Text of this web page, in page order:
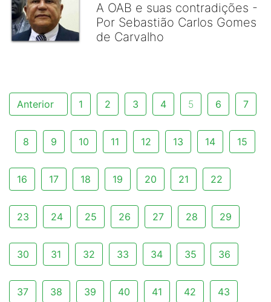
A OAB e suas contradições -
Por Sebastião Carlos Gomes
de Carvalho
Anterior 1 2 3 4 5 6 7
8 9 10 11 12 13 14 15
16 17 18 19 20 21 22
23 24 25 26 27 28 29
30 31 32 33 34 35 36
37 38 39 40 41 42 43